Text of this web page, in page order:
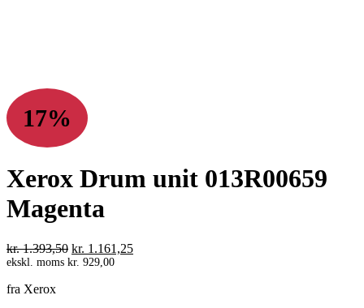
17%
Xerox Drum unit 013R00659
Magenta
kr.1.393,50 Den
oprindelige
kr. 1.161,25Den
ekskl. moms kr. 929,00
fra Xerox